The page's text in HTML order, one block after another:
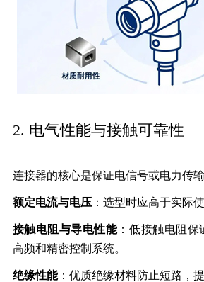
2. 电气性能与接触可靠性
连接器的核心是保证电信号或电力传输
额定电流与电压：选型时应高于实际
接触电阻与导电性能：低接触电阻保
高频和精密控制系统。
绝缘性能：优质绝缘材料防止短路，